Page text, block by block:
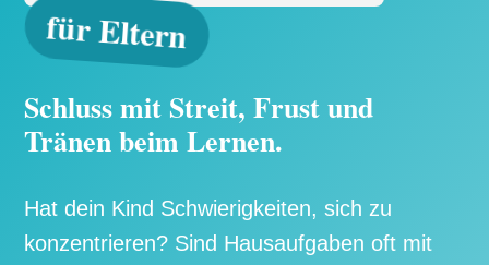
für Eltern
Schluss mit Streit, Frust und
Tränen beim Lernen.
Hat dein Kind Schwierigkeiten, sich zu
konzentrieren? Sind Hausaufgaben oft mit